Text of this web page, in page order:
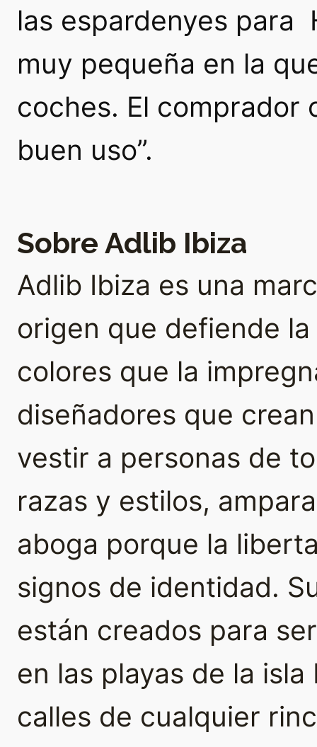
las espardenyes para
muy pequeña en la
coches. El comprador
buen uso”.
Sobre Adlib Ibiza
Adlib Ibiza es una
origen que defiende
colores que la
diseñadores que
vestir a personas de
razas y estilos,
aboga porque la
signos de identidad.
están creados para
en las playas de la
calles de cualquier